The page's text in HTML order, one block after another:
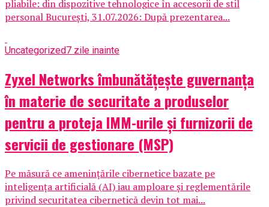
pliabile: din dispozitive tehnologice în accesorii de stil
personal București, 31.07.2026: După prezentarea...
Uncategorized7 zile inainte
Zyxel Networks îmbunătățește guvernanța
în materie de securitate a produselor
pentru a proteja IMM-urile și furnizorii de
servicii de gestionare (MSP)
Pe măsură ce amenințările cibernetice bazate pe
inteligența artificială (AI) iau amploare și reglementările
privind securitatea cibernetică devin tot mai...